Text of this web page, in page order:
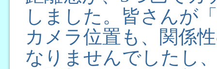
しました。皆さんが
カメラ位置も、関係
なりませんでしたし